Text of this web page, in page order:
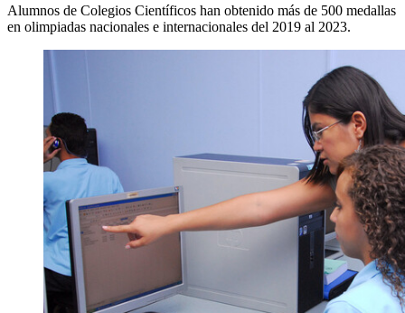
Alumnos de Colegios Científicos han obtenido más de 500 medallas
en olimpiadas nacionales e internacionales del 2019 al 2023.